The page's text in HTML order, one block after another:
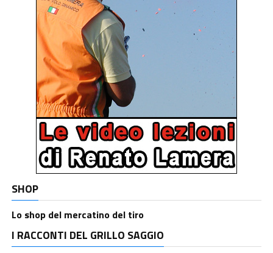
SHOP
Lo shop del mercatino del tiro
I RACCONTI DEL GRILLO SAGGIO